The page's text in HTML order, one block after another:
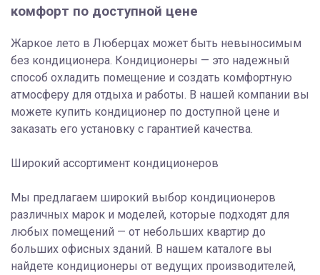
комфорт по доступной цене
Жаркое лето в Люберцах может быть невыносимым
без кондиционера. Кондиционеры — это надежный
способ охладить помещение и создать комфортную
атмосферу для отдыха и работы. В нашей компании вы
можете купить кондиционер по доступной цене и
заказать его установку с гарантией качества.
Широкий ассортимент кондиционеров
Мы предлагаем широкий выбор кондиционеров
различных марок и моделей, которые подходят для
любых помещений — от небольших квартир до
больших офисных зданий. В нашем каталоге вы
найдете кондиционеры от ведущих производителей,